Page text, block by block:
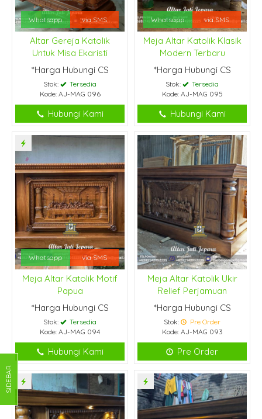
Whatsapp via SMS
Altar Gereja Katolik
Untuk Misa Ekaristi
*Harga Hubungi CS
Stok:
Tersedia
Kode: AJ-MAG 096
Hubungi Kami
Whatsapp via SMS
Meja Altar Katolik Klasik
Modern Terbaru
*Harga Hubungi CS
Stok:
Tersedia
Kode: AJ-MAG 095
Hubungi Kami
Whatsapp via SMS
Meja Altar Katolik Motif
Papua
*Harga Hubungi CS
Stok:
Tersedia
Kode: AJ-MAG 094
Hubungi Kami
Meja Altar Katolik Ukir
Relief Perjamuan
*Harga Hubungi CS
Stok:
Pre Order
Kode: AJ-MAG 093
Pre Order
SIDEBAR